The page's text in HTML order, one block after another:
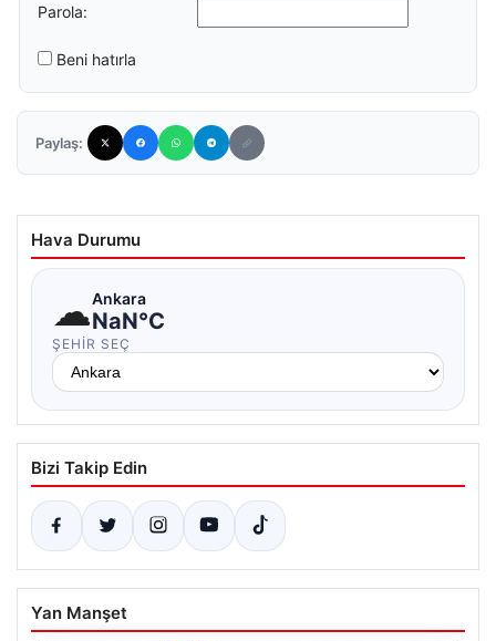
Parola:
Beni hatırla
Paylaş:
Hava Durumu
☁Ankara
NaN°C
ŞEHIR SEÇ
Bizi Takip Edin
Yan Manşet